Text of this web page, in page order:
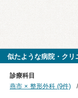
似たような病院・クリ
診療科目
燕市 × 整形外科 (9件)